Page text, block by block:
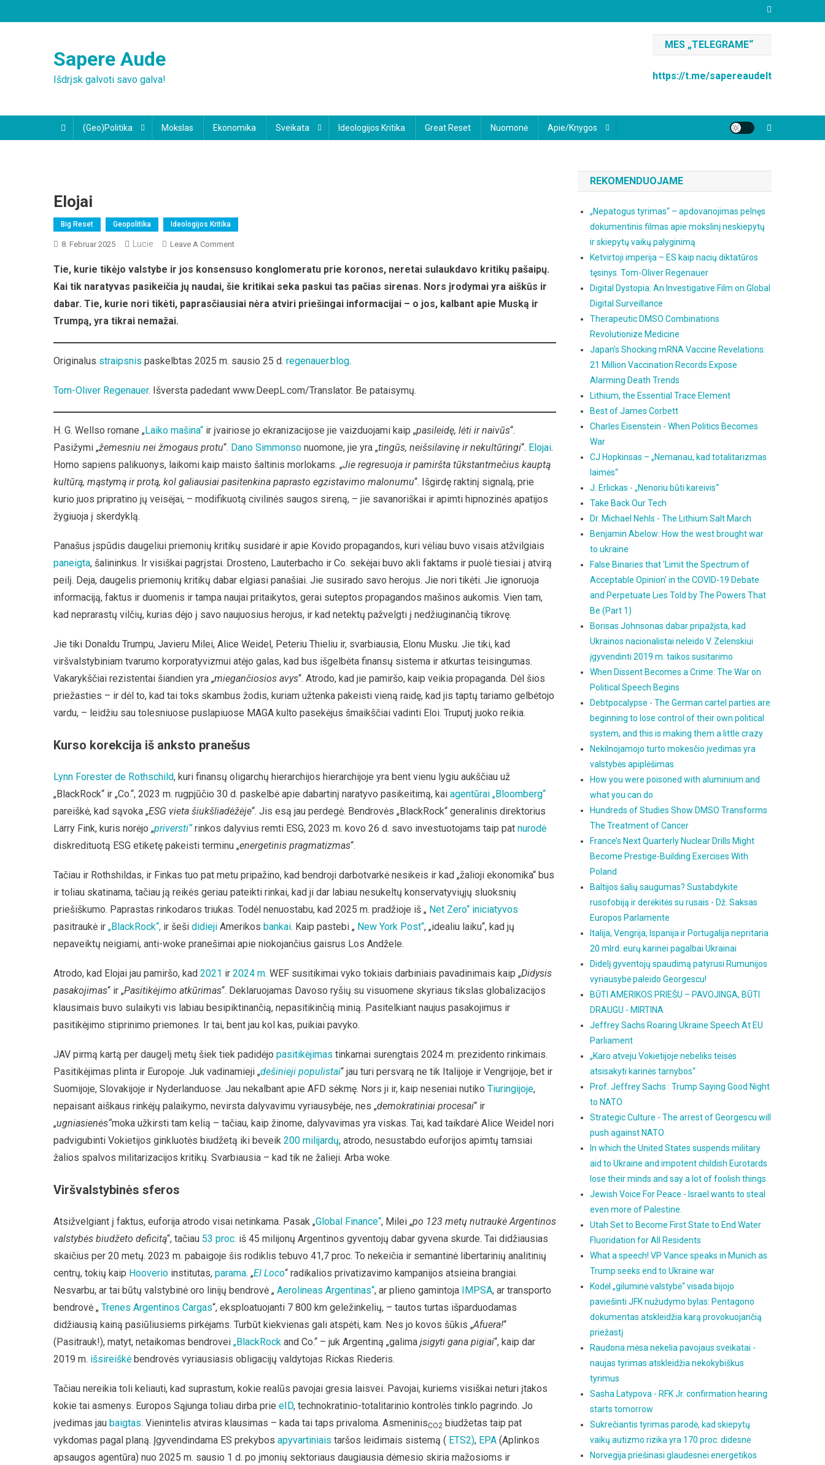
to
Sapere Aude
Išdrįsk galvoti savo galva!
MES „TELEGRAME“
https://t.me/sapereaudelt
(Geo)Politika Mokslas Ekonomika Sveikata Ideologijos Kritika Great Reset Nuomonė Apie/knygos
Elojai
Big Reset Geopolitika Ideologijos Kritika
8. Februar 2025 Lucie Leave A CommentOn
Tie, kurie tikėjo valstybe ir jos konsensuso konglomeratu prie koronos, neretai sulaukdavo kritikų pašaipų.
Kai tik naratyvas pasikeičia jų naudai, šie kritikai seka paskui tas pačias sirenas. Nors įrodymai yra aiškūs ir
dabar. Tie, kurie nori tikėti, paprasčiausiai nėra atviri priešingai informacijai – o jos, kalbant apie Muską ir
Trumpą, yra tikrai nemažai.
Originalus straipsnis paskelbtas 2025 m. sausio 25 d. regenauer.blog.
Tom-Oliver Regenauer. Išversta padedant www.DeepL.com/Translator. Be pataisymų.
H. G. Wellso romane „Laiko mašina“ ir įvairiose jo ekranizacijose jie vaizduojami kaip „pasileidę, lėti ir naivūs“.
Pasižymi „žemesniu nei žmogaus protu“. Dano Simmonso nuomone, jie yra „tingūs, neišsilavinę ir nekultūringi“. Elojai.
Homo sapiens palikuonys, laikomi kaip maisto šaltinis morlokams. „Jie regresuoja ir pamiršta tūkstantmečius kauptą
kultūrą, mąstymą ir protą, kol galiausiai pasitenkina paprasto egzistavimo malonumu“. Išgirdę raktinį signalą, prie
kurio juos pripratino jų veisėjai, – modifikuotą civilinės saugos sireną, – jie savanoriškai ir apimti hipnozinės apatijos
žygiuoja į skerdyklą.
Panašus įspūdis daugeliui priemonių kritikų susidarė ir apie Kovido propagandos, kuri vėliau buvo visais atžvilgiais
paneigta, šalininkus. Ir visiškai pagrįstai. Drosteno, Lauterbacho ir Co. sekėjai buvo akli faktams ir puolė tiesiai į atvirą
peilį. Deja, daugelis priemonių kritikų dabar elgiasi panašiai. Jie susirado savo herojus. Jie nori tikėti. Jie ignoruoja
informaciją, faktus ir duomenis ir tampa naujai pritaikytos, gerai suteptos propagandos mašinos aukomis. Vien tam,
kad neprarastų vilčių, kurias dėjo į savo naujuosius herojus, ir kad netektų pažvelgti į nedžiuginančią tikrovę.
Jie tiki Donaldu Trumpu, Javieru Milei, Alice Weidel, Peteriu Thieliu ir, svarbiausia, Elonu Musku. Jie tiki, kad
viršvalstybiniam tvarumo korporatyvizmui atėjo galas, kad bus išgelbėta finansų sistema ir atkurtas teisingumas.
Vakarykščiai rezistentai šiandien yra „miegančiosios avys“. Atrodo, kad jie pamiršo, kaip veikia propaganda. Dėl šios
priežasties – ir dėl to, kad tai toks skambus žodis, kuriam užtenka pakeisti vieną raidę, kad jis taptų tariamo gelbėtojo
vardu, – leidžiu sau tolesniuose puslapiuose MAGA kulto pasekėjus šmaikščiai vadinti Eloi. Truputį juoko reikia.
Kurso korekcija iš anksto pranešus
Lynn Forester de Rothschild, kuri finansų oligarchų hierarchijos hierarchijoje yra bent vienu lygiu aukščiau už
„BlackRock“ ir „Co.“, 2023 m. rugpjūčio 30 d. paskelbė apie dabartinį naratyvo pasikeitimą, kai agentūrai „Bloomberg“
pareiškė, kad sąvoka „ESG vieta šiukšliadėžėje“. Jis esą jau perdegė. Bendrovės „BlackRock“ generalinis direktorius
Larry Fink, kuris norėjo „priversti“rinkos dalyvius remti ESG, 2023 m. kovo 26 d. savo investuotojams taip pat nurodė
diskredituotą ESG etiketę pakeisti terminu „energetinis pragmatizmas“.
Tačiau ir Rothshildas, ir Finkas tuo pat metu pripažino, kad bendroji darbotvarkė nesikeis ir kad „žalioji ekonomika“ bus
ir toliau skatinama, tačiau ją reikės geriau pateikti rinkai, kad ji dar labiau nesukeltų konservatyviųjų sluoksnių
priešiškumo. Paprastas rinkodaros triukas. Todėl nenuostabu, kad 2025 m. pradžioje iš „ Net Zero“ iniciatyvos
pasitraukė ir „BlackRock“, ir šeši didieji Amerikos bankai. Kaip pastebi „ New York Post“, „idealiu laiku“, kad jų
nepaveiktų neigiami, anti-woke pranešimai apie niokojančius gaisrus Los Andžele.
Atrodo, kad Elojai jau pamiršo, kad 2021 ir 2024 m. WEF susitikimai vyko tokiais darbiniais pavadinimais kaip „Didysis
pasakojimas“ ir „Pasitikėjimo atkūrimas“. Deklaruojamas Davoso ryšių su visuomene skyriaus tikslas globalizacijos
klausimais buvo sulaikyti vis labiau besipiktinančią, nepasitikinčią minią. Pasitelkiant naujus pasakojimus ir
pasitikėjimo stiprinimo priemones. Ir tai, bent jau kol kas, puikiai pavyko.
JAV pirmą kartą per daugelį metų šiek tiek padidėjo pasitikėjimas tinkamai surengtais 2024 m. prezidento rinkimais.
Pasitikėjimas plinta ir Europoje. Juk vadinamieji „dešinieji populistai“ jau turi persvarą ne tik Italijoje ir Vengrijoje, bet ir
Suomijoje, Slovakijoje ir Nyderlanduose. Jau nekalbant apie AFD sėkmę. Nors ji ir, kaip neseniai nutiko Tiuringijoje,
nepaisant aiškaus rinkėjų palaikymo, nevirsta dalyvavimu vyriausybėje, nes „demokratiniai procesai“ ir
„ugniasienės“moka užkirsti tam kelią – tačiau, kaip žinome, dalyvavimas yra viskas. Tai, kad taikdarė Alice Weidel nori
padvigubinti Vokietijos ginkluotės biudžetą iki beveik 200 milijardų, atrodo, nesustabdo euforijos apimtų tamsiai
žalios spalvos militarizacijos kritikų. Svarbiausia – kad tik ne žalieji. Arba woke.
Viršvalstybinės sferos
Atsižvelgiant į faktus, euforija atrodo visai netinkama. Pasak „Global Finance“, Milei „po 123 metų nutraukė Argentinos
valstybės biudžeto deficitą“, tačiau 53 proc. iš 45 milijonų Argentinos gyventojų dabar gyvena skurde. Tai didžiausias
skaičius per 20 metų. 2023 m. pabaigoje šis rodiklis tebuvo 41,7 proc. To nekeičia ir semantinė libertarinių analitinių
centrų, tokių kaip Hooverio institutas, parama. „El Loco“ radikalios privatizavimo kampanijos atsieina brangiai.
Nesvarbu, ar tai būtų valstybinė oro linijų bendrovė „ Aerolineas Argentinas“, ar plieno gamintoja IMPSA, ar transporto
bendrovė „ Trenes Argentinos Cargas“, eksploatuojanti 7 800 km geležinkelių, – tautos turtas išparduodamas
didžiausią kainą pasiūliusiems pirkėjams. Turbūt kiekvienas gali atspėti, kam. Nes jo kovos šūkis „Afuera!“
(Pasitrauk!), matyt, netaikomas bendrovei „BlackRock and Co.“ – juk Argentiną „galima įsigyti gana pigiai“, kaip dar
2019 m. išsireiškė bendrovės vyriausiasis obligacijų valdytojas Rickas Riederis.
Tačiau nereikia toli keliauti, kad suprastum, kokie realūs pavojai gresia laisvei. Pavojai, kuriems visiškai neturi įtakos
kokie tai asmenys. Europos Sąjunga toliau dirba prie eID, technokratinio-totalitarinio kontrolės tinklo pagrindo. Jo
įvedimas jau baigtas. Vienintelis atviras klausimas – kada tai taps privaloma. AsmeninisCO2 biudžetas taip pat
vykdomas pagal planą. Įgyvendindama ES prekybos apyvartiniais taršos leidimais sistemą ( ETS2), EPA (Aplinkos
apsaugos agentūra) nuo 2025 m. sausio 1 d. po įmonių sektoriaus daugiausia dėmesio skiria mažosioms ir
REKOMENDUOJAME
„Nepatogus tyrimas“ – apdovanojimas pelnęs
dokumentinis filmas apie mokslinį neskiepytų
ir skiepytų vaikų palyginimą
Ketvirtoji imperija – ES kaip nacių diktatūros
tęsinys. Tom-Oliver Regenauer
Digital Dystopia: An Investigative Film on Global
Digital Surveillance
Therapeutic DMSO Combinations
Revolutionize Medicine
Japan’s Shocking mRNA Vaccine Revelations:
21 Million Vaccination Records Expose
Alarming Death Trends
Lithium, the Essential Trace Element
Best of James Corbett
Charles Eisenstein - When Politics Becomes
War
CJ Hopkinsas – „Nemanau, kad totalitarizmas
laimės“
J. Erlickas - „Nenoriu būti kareivis“
Take Back Our Tech
Dr. Michael Nehls - The Lithium Salt March
Benjamin Abelow: How the west brought war
to ukraine
False Binaries that 'Limit the Spectrum of
Acceptable Opinion' in the COVID-19 Debate
and Perpetuate Lies Told by The Powers That
Be (Part 1)
Borisas Johnsonas dabar pripažįsta, kad
Ukrainos nacionalistai neleido V. Zelenskiui
įgyvendinti 2019 m. taikos susitarimo
When Dissent Becomes a Crime: The War on
Political Speech Begins
Debtpocalypse - The German cartel parties are
beginning to lose control of their own political
system, and this is making them a little crazy
Nekilnojamojo turto mokesčio įvedimas yra
valstybės apiplėšimas
How you were poisoned with aluminium and
what you can do
Hundreds of Studies Show DMSO Transforms
The Treatment of Cancer
France’s Next Quarterly Nuclear Drills Might
Become Prestige-Building Exercises With
Poland
Baltijos šalių saugumas? Sustabdykite
rusofobiją ir derėkitės su rusais - Dž. Saksas
Europos Parlamente
Italija, Vengrija, Ispanija ir Portugalija nepritaria
20 mlrd. eurų karinei pagalbai Ukrainai
Didelį gyventojų spaudimą patyrusi Rumunijos
vyriausybė paleido Georgescu!
BŪTI AMERIKOS PRIEŠU – PAVOJINGA, BŪTI
DRAUGU - MIRTINA
Jeffrey Sachs Roaring Ukraine Speech At EU
Parliament
„Karo atveju Vokietijoje nebeliks teisės
atsisakyti karinės tarnybos“
Prof. Jeffrey Sachs : Trump Saying Good Night
to NATO
Strategic Culture - The arrest of Georgescu will
push against NATO
In which the United States suspends military
aid to Ukraine and impotent childish Eurotards
lose their minds and say a lot of foolish things
Jewish Voice For Peace - Israel wants to steal
even more of Palestine.
Utah Set to Become First State to End Water
Fluoridation for All Residents
What a speech! VP Vance speaks in Munich as
Trump seeks end to Ukraine war
Kodėl „giluminė valstybė“ visada bijojo
paviešinti JFK nužudymo bylas: Pentagono
dokumentas atskleidžia karą provokuojančią
priežastį
Raudona mėsa nekelia pavojaus sveikatai -
naujas tyrimas atskleidžia nekokybiškus
tyrimus
Sasha Latypova - RFK Jr. confirmation hearing
starts tomorrow
Sukrečiantis tyrimas parodė, kad skiepytų
vaikų autizmo rizika yra 170 proc. didesnė
Norvegija priešinasi glaudesnei energetikos